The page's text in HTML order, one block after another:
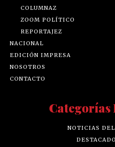
COLUMNAZ
ZOOM POLÍTICO
REPORTAJEZ
NACIONAL
EDICIÓN IMPRESA
NOSOTROS
CONTACTO
Categorías
NOTICIAS